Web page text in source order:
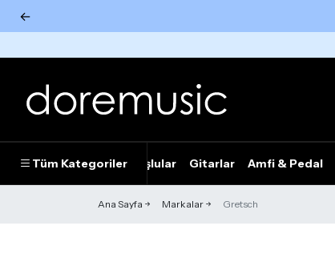
←
Tüm Kategoriler
Piyanolar Tuşlular Gitarlar Amfi & Pedal
Ana Sayfa Markalar Gretsch
Tümünü Gör